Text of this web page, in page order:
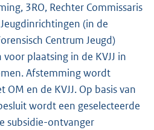
3RO, Rechter Commissaris
(in de
Centrum Jeugd)
plaatsing in de KVJJ in
Afstemming wordt
OM en de KVJJ. Op basis van
wordt een geselecteerde
subsidie-ontvanger